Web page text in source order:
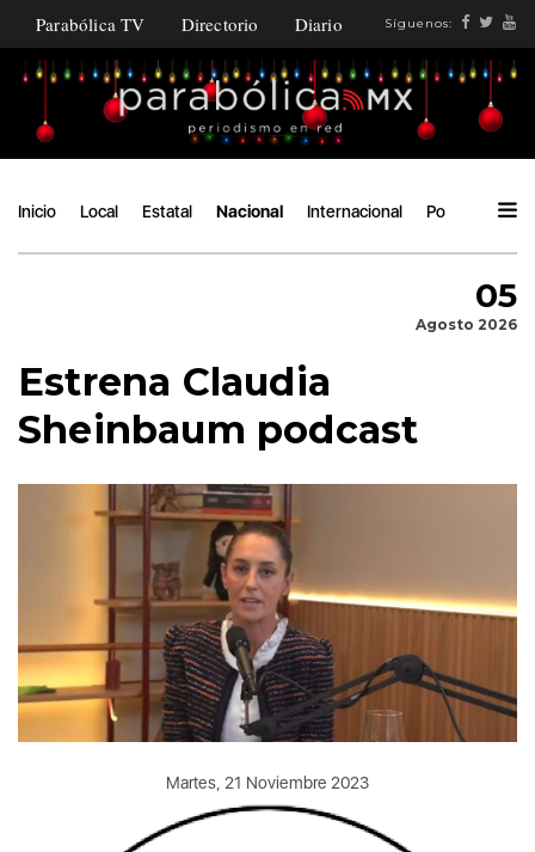
Parabólica TV Directorio Diario Síguenos:
Inicio Local Estatal Nacional Internacional Política
05
Agosto 2026
Estrena Claudia
Sheinbaum podcast
Martes, 21 Noviembre 2023